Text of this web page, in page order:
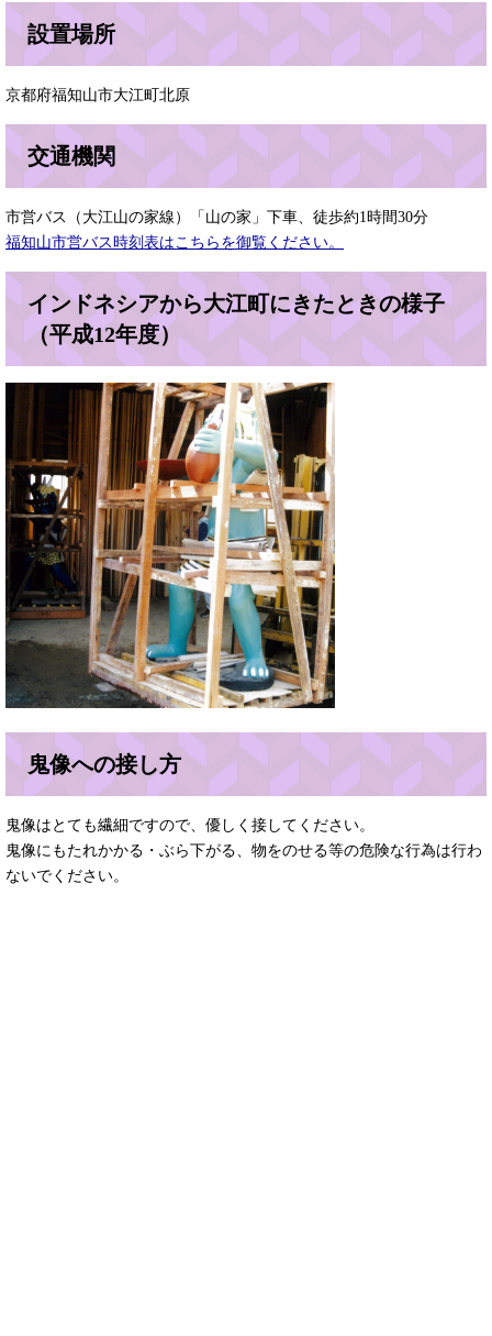
設置場所
京都府福知山市大江町北原
交通機関
市営バス（大江山の家線）「山の家」下車、徒歩約1時間30分
福知山市営バス時刻表はこちらを御覧ください。
インドネシアから大江町にきたときの様子
（平成12年度）
鬼像への接し方
鬼像はとても繊細ですので、優しく接してください。
鬼像にもたれかかる・ぶら下がる、物をのせる等の危険な行為は行わ
ないでください。